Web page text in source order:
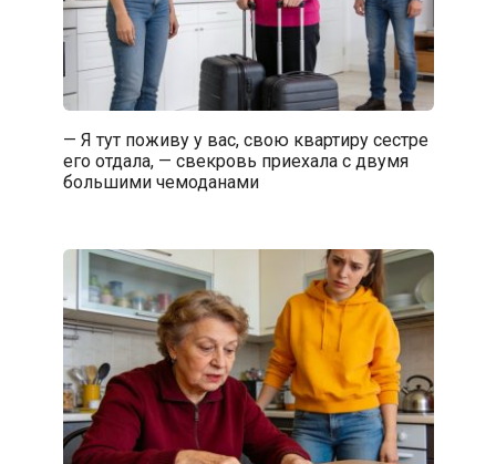
— Я тут поживу у вас, свою квартиру сестре
его отдала, — свекровь приехала с двумя
большими чемоданами